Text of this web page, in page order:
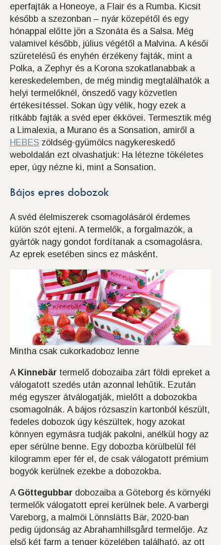
eperfajták a Honeoye, a Flair és a Rumba. Kicsit
később a szezonban – nyár közepétől és egy
hónappal előtte jön a Szonáta és a Salsa. Még
valamivel később, július végétől a Malvina. A késői
szüretelésű és enyhén érzékeny fajták, mint a
Polka, a Zephyr és a Korona szokatlanabbak a
kereskedelemben, de még mindig megtalálhatók a
helyi termelőknél, önszedő vagy közvetlen
értékesítéssel. Sokan úgy vélik, hogy ezek a
ritkább fajták a svéd eper ékkövei. Termesztik még
a Limalexia, a Murano és a Sonsation, amiről a
HEBES zöldség-gyümölcs nagykereskedő
weboldalán ezt olvashatjuk: Ha létezne tökéletes
eper, úgy nézne ki, mint a Sonsation.
Bájos epres dobozok
A svéd élelmiszerek csomagolásáról érdemes
külön szót ejteni. A termelők, a forgalmazók, a
gyártók nagy gondot fordítanak a csomagolásra.
Az eprek esetében sincs ez másként.
Mintha csak cukorkadoboz lenne
A Kinnebär termelő dobozaiba zárt földi epreket a
válogatott szedés után azonnal lehűtik. Ezután
még egyszer átválogatják, mielőtt a dobozokba
csomagolnák. A bájos rózsaszín kartonból készült,
fedeles dobozok úgy készültek, hogy azokat
könnyen egymásra tudják pakolni, anélkül hogy az
eper sérülne benne. Egy dobozba körülbelül fél
kilogramm eper fér el, de csak válogatott prémium
bogyók kerülnek ezekbe a dobozokba.
A Göttegubbar dobozaiba a Göteborg és környéki
termelők válogatott eprei kerülnek bele. A varbergi
Vareborg, a malmöi Lönnslätts Bär, 2020-ban
pedig újdonság az Abrahamhillsgård termelője. Az
első két farm a tenger közelében található, az ott